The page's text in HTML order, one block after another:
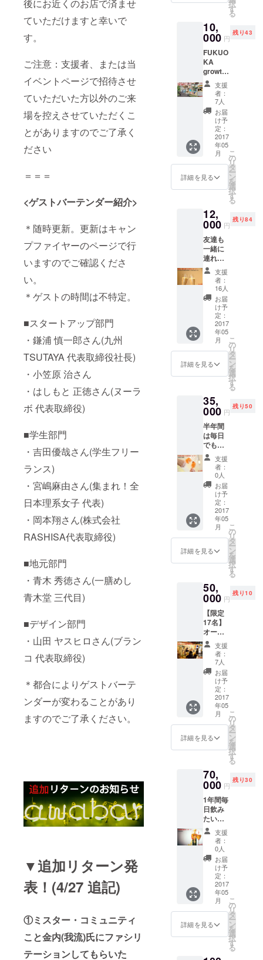
後にお近くのお店で済ませ
ていただけますと幸いで
す。
ご注意：支援者、または当
イベントページで招待させ
ていただいた方以外のご来
場を控えさせていただくこ
とがありますのでご了承く
ださい
＝＝＝
<ゲストバーテンダー紹介>
＊随時更新。更新はキャン
プファイヤーのページで行
いますのでご確認くださ
い。
＊ゲストの時間は不特定。
■スタートアップ部門
・鎌浦 慎一郎さん(九州
TSUTAYA 代表取締役社長)
・小笠原 治さん
・はしもと 正徳さん(ヌーラ
ボ 代表取締役)
■学生部門
・吉田優哉さん(学生フリー
ランス)
・宮嶋麻由さん(集まれ！全
日本理系女子 代表)
・岡本翔さん(株式会社
RASHISA代表取締役)
■地元部門
・青木 秀徳さん(一膳めし
青木堂 三代目)
■デザイン部門
・山田 ヤスヒロさん(ブラン
コ 代表取締役)
＊都合によりゲストバーテ
ンダーが変わることがあり
ますのでご了承ください。
▼追加リターン発
表！(4/27 追記)
①ミスター・コミュニティ
こと金内(我流)氏にファシリ
テーションしてもらいた
予定で
す)
名前を
記載 ・
カーを
貼る
上 ・
awabar
fukuok
a より
お礼の
メール
を送信
・ネー
ムボー
ドにお
名前を
記載 ・
ステッ
カーを
貼る
択
す
る
10,
000 円
残り43
FUKUO
KA
growth
nextの
コワキ
ングス
ペース
も一緒
に利用
したい
オー
ナー ・
コワキ
ングス
ペース
利用5回
・1杯目
無料回
数券
(一ヶ月
分相当
24杯)
→約
19,200
円分相
当が無
料！ ・
awabar
fukuok
a より
お礼の
メール
を送信
名前を
記載 ・
カーを
貼る ＊
回数券
は来店
時お渡
しとな
ります
支援
者：
7人
お届
け予
定：
2017
年05
月
詳細を見る
こ
の
リ
タ
ー
ン
を
選
択
す
る
12,
000 円
残り84
友達も
一緒に
連れて
行きた
いオー
ナー ・
本人+同
伴者1名
1杯目無
料回数
券(一ヶ
月分相
当24杯
×2人分)
→約
当が無
料！ ・
awabar
fukuok
a より
お礼の
メール
を送信
・ネー
ムボー
ドにお
名前を
記載 ・
ステッ
カーを
貼る ＊
回数券
ります
支援
者：
16人
お届
け予
定：
2017
年05
月
詳細を見る
こ
の
リ
タ
ー
ン
を
選
択
す
る
35,
000 円
残り50
半年間
は毎日
でも飲
める！
オー
ナー ・
半年間1
杯目無
料券
→約
115,200
円分相
当が無
料！ ・
awabar
お礼の
メール
を送信
・ネー
ムボー
ドにお
名前を
記載 ・
ステッ
カーを
貼る ＊
券は来
店時お
渡しと
なりま
す
支援
者：
0人
お届
け予
定：
2017
年05
月
詳細を見る
こ
の
リ
タ
ー
ン
を
選
択
す
る
50,
000 円
残り10
【限定
17名】
オー
ナーか
ら
awabar
fukuok
a 1Day
店長に
なって
支援 ・
1Day 店
長権利 (
使用日
につい
ボトル2
本付き
(約
24,000
円分相
当) ・半
年間1杯
目無料
券 →
約
115,200
円分相
当が無
料！ ・
awabar
fukuok
a より
支援
者：
7人
お届
け予
定：
2017
年05
月
詳細を見る
こ
の
リ
タ
ー
ン
を
選
択
す
る
70,
000 円
残り30
1年間毎
日飲み
たい
オー
ナー ・
1年間1
杯目無
料券
→約
230,400
円分相
当が無
料！ ・
awabar
fukuok
支援
者：
0人
お届
け予
定：
2017
年05
月
詳細を見る
こ
の
リ
タ
ー
ン
を
選
択
す
る